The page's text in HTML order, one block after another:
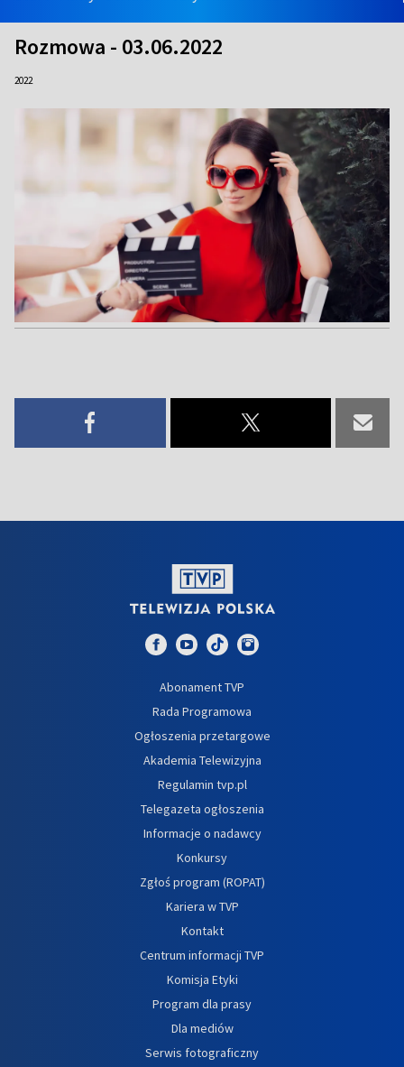
Rozmowa - 03.06.2022
2022
Abonament TVP
Rada Programowa
Ogłoszenia przetargowe
Akademia Telewizyjna
Regulamin tvp.pl
Telegazeta ogłoszenia
Informacje o nadawcy
Konkursy
Zgłoś program (ROPAT)
Kariera w TVP
Kontakt
Centrum informacji TVP
Komisja Etyki
Program dla prasy
Dla mediów
Serwis fotograficzny